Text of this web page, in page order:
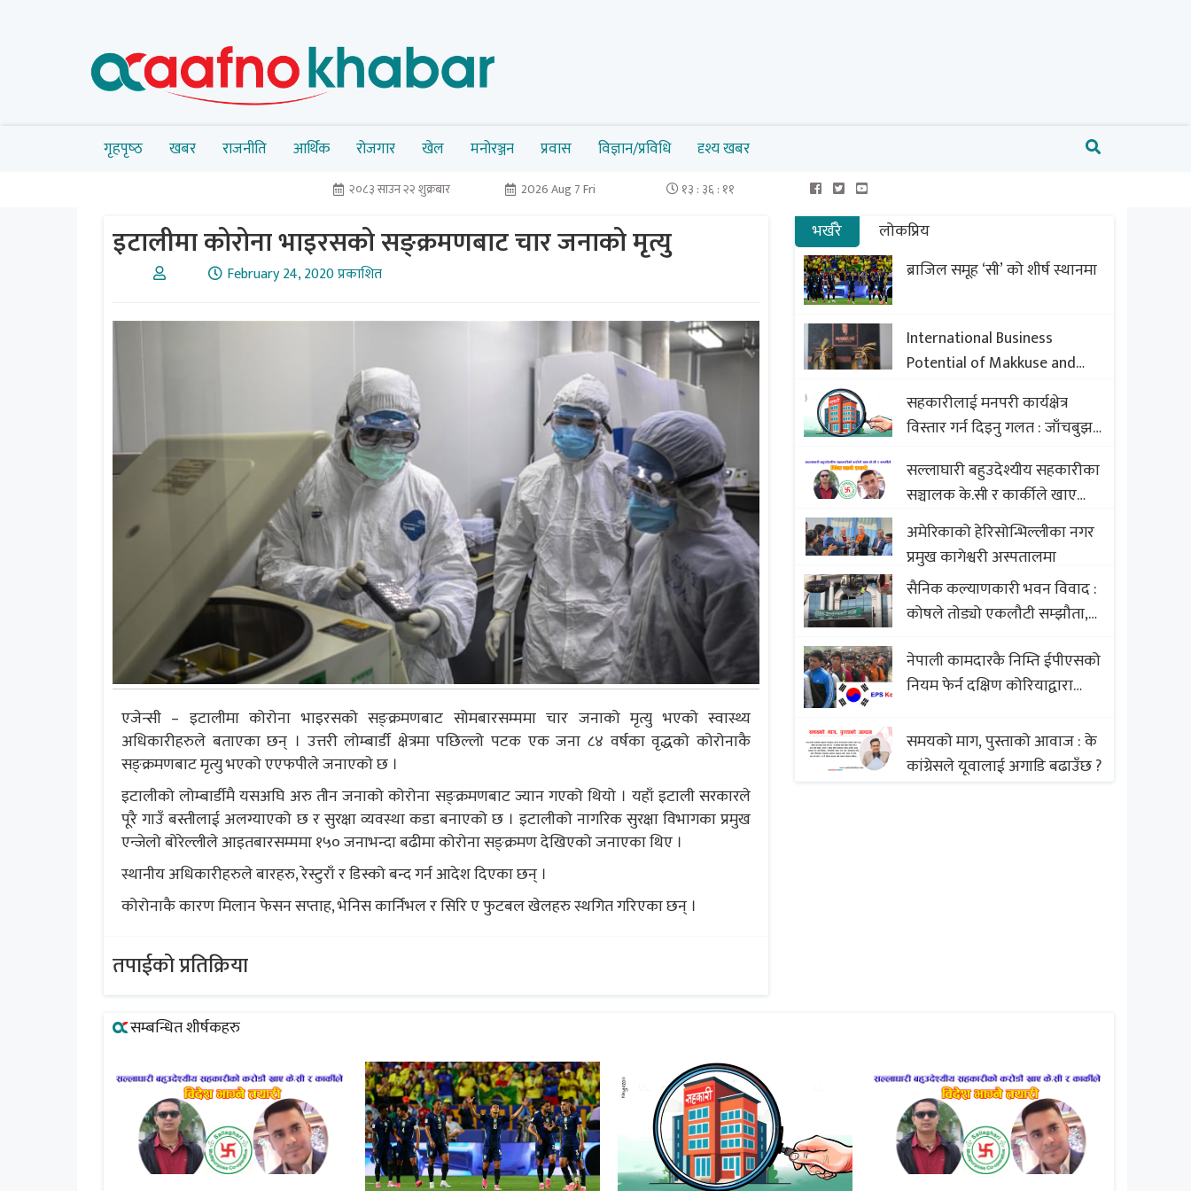
गृहपृष्‍ठ खबर राजनीति आर्थिक रोजगार खेल मनोरञ्जन प्रवास विज्ञान/प्रविधि दृश्य खबर
२०८३ साउन २२ शुक्रबार 2026 Aug 7 Fri १३ : ३६ : १२
इटालीमा कोरोना भाइरसको सङ्क्रमणबाट चार जनाको मृत्यु
February 24, 2020 प्रकाशित
एजेन्सी – इटालीमा कोरोना भाइरसको सङ्क्रमणबाट सोमबारसम्ममा चार जनाको मृत्यु भएको स्वास्थ्य
अधिकारीहरुले बताएका छन् । उत्तरी लोम्बार्डी क्षेत्रमा पछिल्लो पटक एक जना ८४ वर्षका वृद्धको कोरोनाकै
सङ्क्रमणबाट मृत्यु भएको एएफपीले जनाएकाे छ ।
इटालीको लोम्बार्डीमै यसअघि अरु तीन जनाको कोरोना सङ्क्रमणबाट ज्यान गएको थियो । यहाँ इटाली सरकारले
पूरै गाउँ बस्तीलाई अलग्याएको छ र सुरक्षा व्यवस्था कडा बनाएको छ । इटालीको नागरिक सुरक्षा विभागका प्रमुख
एन्जेलो बोरेल्लीले आइतबारसम्ममा १५० जनाभन्दा बढीमा कोरोना सङ्क्रमण देखिएको जनाएका थिए ।
स्थानीय अधिकारीहरुले बारहरु, रेस्टुराँ र डिस्को बन्द गर्न आदेश दिएका छन् ।
कोरोनाकै कारण मिलान फेसन सप्ताह, भेनिस कार्निभल र सिरि ए फुटबल खेलहरु स्थगित गरिएका छन् ।
तपाईको प्रतिक्रिया
भर्खरै
लोकप्रिय
ब्राजिल समूह ‘सी’ को शीर्ष स्थानमा
International Business
Potential of Makkuse and
Export Opportunities of
Nepali Sweets with Global
Comparison to Baklava
सहकारीलाई मनपरी कार्यक्षेत्र
विस्तार गर्न दिइनु गलत : जाँचबुझ
सल्लाघारी बहुउदेश्यीय सहकारीका
सञ्चालक के.सी र कार्कीले खाए
सदस्यको करोडौं बचत
अमेरिकाको हेरिसोन्भिल्लीका नगर
प्रमुख कागेश्वरी अस्पतालमा
सैनिक कल्याणकारी भवन विवाद :
कोषले तोड्यो एकलौटी सम्झौता,
बिखलबन्दमा (भिडियो)
नेपाली कामदारकै निम्ति ईपीएसको
नियम फेर्न दक्षिण कोरियाद्वारा
समयको माग, पुस्ताको आवाज : के
कांग्रेसले यूवालाई अगाडि बढाउँछ ?
सम्बन्धित शीर्षकहरु